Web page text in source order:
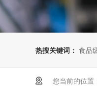
热搜关键词： 食品
您当前的位置